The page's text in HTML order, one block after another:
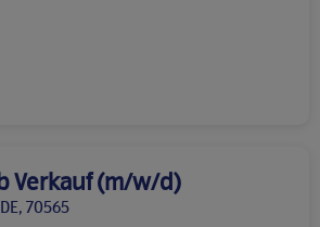
Verkauf (m/w/d)
70565